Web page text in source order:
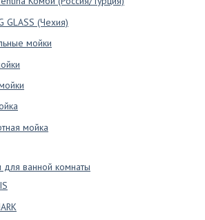
GLASS (Чехия)
мойки
мойка
для ванной комнаты